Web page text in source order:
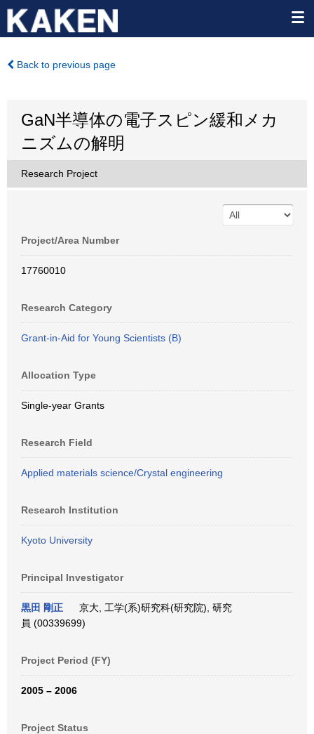
Back to previous page
GaN半導体の電子スピン緩和メカ
ニズムの解明
Research Project
Project/Area Number
17760010
Research Category
Grant-in-Aid for Young Scientists (B)
Allocation Type
Single-year Grants
Research Field
Applied materials science/Crystal engineering
Research Institution
Kyoto University
Principal Investigator
黒田 剛正
京大, 工学(系)研究科(研究院), 研究
員 (00339699)
Project Period (FY)
2005 – 2006
Project Status